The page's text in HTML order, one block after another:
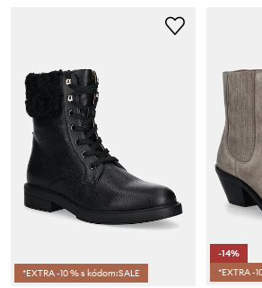
*EXTRA -10 % s kódom:SALE
-14%
*EXTRA -